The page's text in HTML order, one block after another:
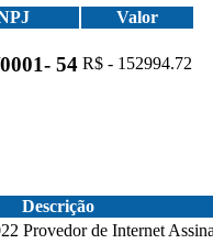
Valor
54 R$ - 152994.72
Descrição
Provedor de Internet